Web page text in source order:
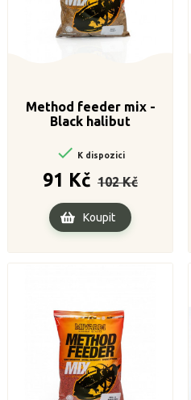
Method feeder mix -
Black halibut
 K dispozici
91 Kč
cena
102 Kč
Koupit